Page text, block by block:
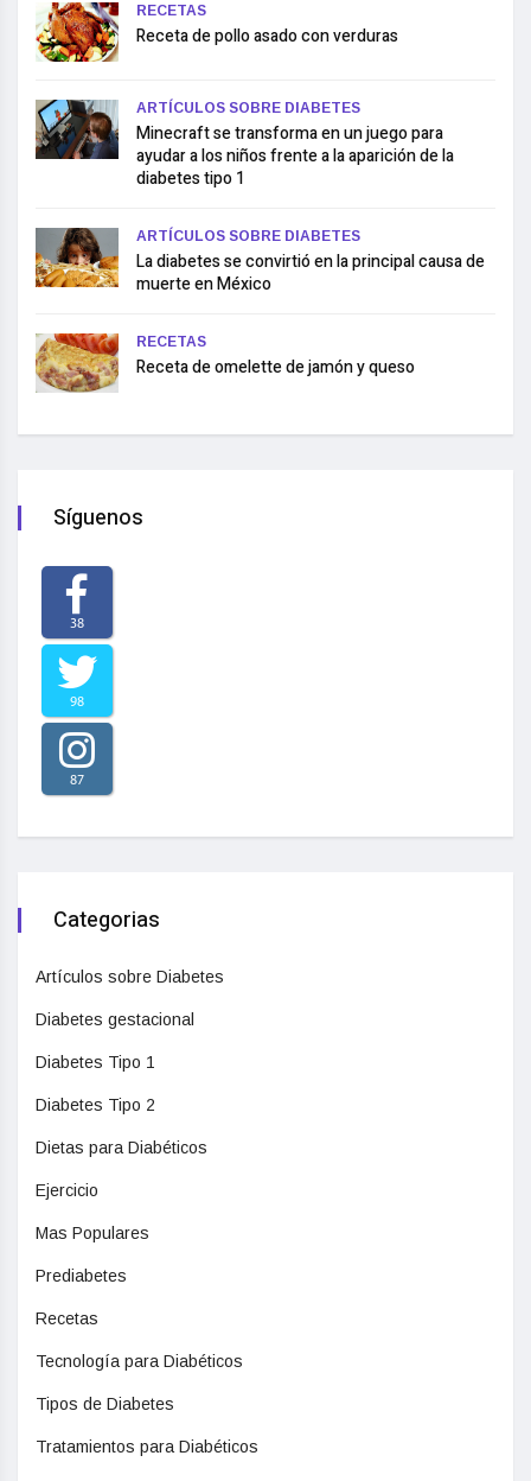
RECETAS
Receta de pollo asado con verduras
ARTÍCULOS SOBRE DIABETES
Minecraft se transforma en un juego para
ayudar a los niños frente a la aparición de la
diabetes tipo 1
ARTÍCULOS SOBRE DIABETES
La diabetes se convirtió en la principal causa de
muerte en México
RECETAS
Receta de omelette de jamón y queso
Síguenos
38
98
87
Categorias
Artículos sobre Diabetes
Diabetes gestacional
Diabetes Tipo 1
Diabetes Tipo 2
Dietas para Diabéticos
Ejercicio
Mas Populares
Prediabetes
Recetas
Tecnología para Diabéticos
Tipos de Diabetes
Tratamientos para Diabéticos